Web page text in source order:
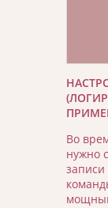
Во
нужно